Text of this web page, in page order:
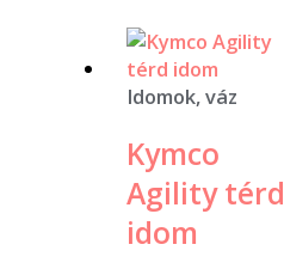
Idomok, váz
Kymco
Agility térd
idom